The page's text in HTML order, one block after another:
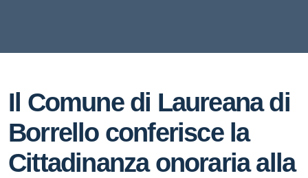
Il Comune di Laureana di
Borrello conferisce la
Cittadinanza onoraria alla